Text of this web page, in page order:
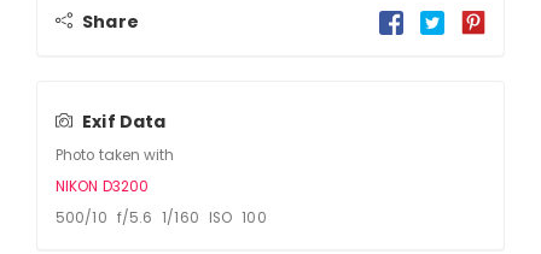
Share
Exif Data
Photo taken with
NIKON D3200
500/10 f/5.6 1/160 ISO 100